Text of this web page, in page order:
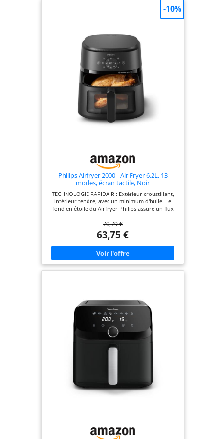
Philips Airfryer 2000 - Air Fryer 6.2L, 13
modes, écran tactile, Noir
TECHNOLOGIE RAPIDAIR : Extérieur croustillant,
intérieur tendre, avec un minimum d'huile. Le
fond en étoile du Airfryer Philips assure un flux
savoureuse. CUISSON 13 EN 1 : Air fry, cuire au
four, griller, rôtir, et plus encore. Réglez la durée
et la température manuellement ou utilisez les
préréglages du Air fryer pour réchauffer,
décongeler et maintenir au chaud sans effort.
COMMANDE PAR ÉCRAN TACTILE AVEC 9
PRÉRÉGLAGES : frites surgelées, frites fraîches,
frotter ou de tremper ENCORE PLUS D'IDÉES :
Laissez-vous inspirer par les nombreuses recettes
Philips HomeID élaborées par nos chefs experts et
des millions d'utilisateurs.
70,79 €
63,75 €
-10%